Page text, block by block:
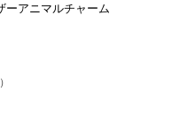
ーアニマルチャーム